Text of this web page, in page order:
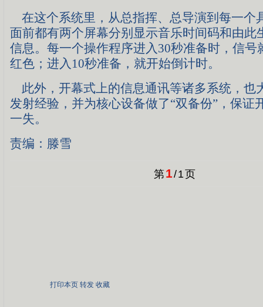
在这个系统里，从总指挥、总导演到每一个
面前都有两个屏幕分别显示音乐时间码和由此
信息。每一个操作程序进入30秒准备时，信号
红色；进入10秒准备，就开始倒计时。
此外，开幕式上的信息通讯等诸多系统，也
发射经验，并为核心设备做了“双备份”，保证
一失。
责编：滕雪
第1/1页
打印本页 转发 收藏